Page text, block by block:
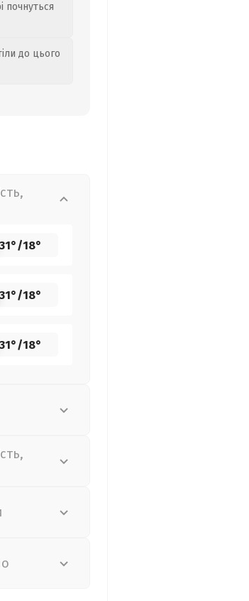
почнуться
до цього
31°/18°
31°/18°
31°/18°